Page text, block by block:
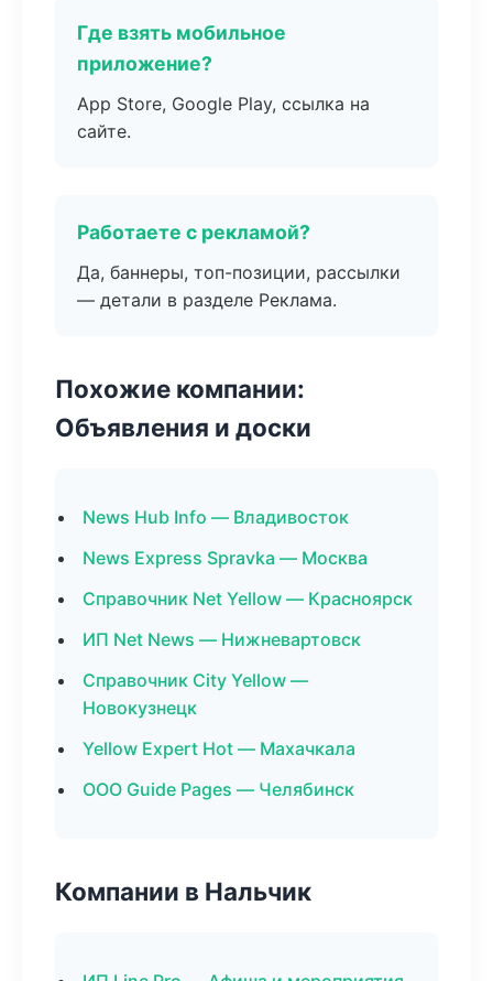
Где взять мобильное
приложение?
App Store, Google Play, ссылка на
сайте.
Работаете с рекламой?
Да, баннеры, топ-позиции, рассылки
— детали в разделе Реклама.
Похожие компании:
Объявления и доски
News Hub Info — Владивосток
News Express Spravka — Москва
Справочник Net Yellow — Красноярск
ИП Net News — Нижневартовск
Справочник City Yellow —
Новокузнецк
Yellow Expert Hot — Махачкала
ООО Guide Pages — Челябинск
Компании в Нальчик